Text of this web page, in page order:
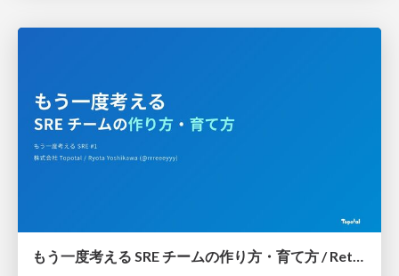
もう一度考える SRE チームの作り方・育て方 / Rethinking SRE #1: Building and Growing SRE Teams